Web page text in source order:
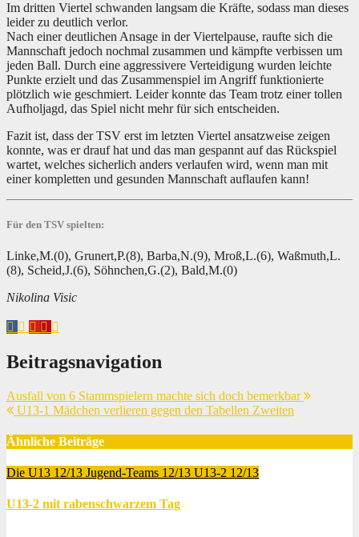
Im dritten Viertel schwanden langsam die Kräfte, sodass man dieses
leider zu deutlich verlor.
Nach einer deutlichen Ansage in der Viertelpause, raufte sich die
Mannschaft jedoch nochmal zusammen und kämpfte verbissen um
jeden Ball. Durch eine aggressivere Verteidigung wurden leichte
Punkte erzielt und das Zusammenspiel im Angriff funktionierte
plötzlich wie geschmiert. Leider konnte das Team trotz einer tollen
Aufholjagd, das Spiel nicht mehr für sich entscheiden.
Fazit ist, dass der TSV erst im letzten Viertel ansatzweise zeigen
konnte, was er drauf hat und das man gespannt auf das Rückspiel
wartet, welches sicherlich anders verlaufen wird, wenn man mit
einer kompletten und gesunden Mannschaft auflaufen kann!
Für den TSV spielten:
Linke,M.(0), Grunert,P.(8), Barba,N.(9), Mroß,L.(6), Waßmuth,L.
(8), Scheid,J.(6), Söhnchen,G.(2), Bald,M.(0)
Nikolina Visic
Beitragsnavigation
Ausfall von 6 Stammspielern machte sich doch bemerkbar
U13-1 Mädchen verlieren gegen den Tabellen Zweiten
Ähnliche Beiträge
Die U13 12/13 Jugend-Teams 12/13 U13-2 12/13
U13-2 mit rabenschwarzem Tag